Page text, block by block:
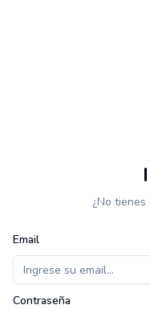
¿No
Email
Contraseña